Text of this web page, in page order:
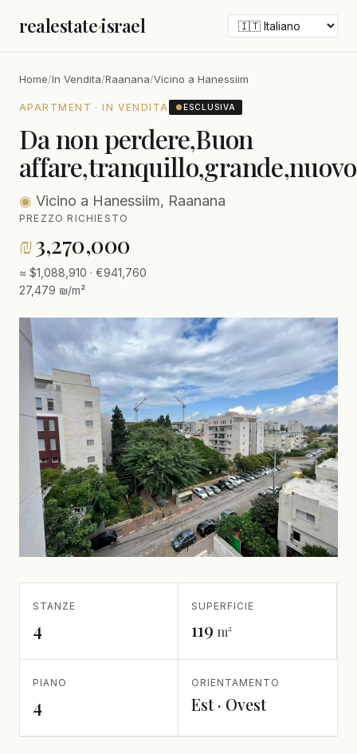
realestate·israel
Home/In Vendita/Raanana/Vicino a Hanessiim
APARTMENT · IN VENDITA ●ESCLUSIVA
Da non perdere,Buon
affare,tranquillo,grande,nuovo
◉ Vicino a Hanessiim, Raanana
PREZZO RICHIESTO
₪3,270,000
≈ $1,088,910 · €941,760
27,479 ₪/m²
STANZE
4
SUPERFICIE
119 m²
PIANO
4
ORIENTAMENTO
Est · Ovest